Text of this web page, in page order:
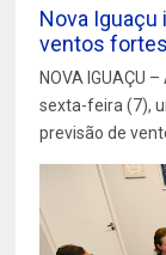
Nova Iguaçu
ventos fortes
NOVA IGUAÇU
sexta-feira (7),
previsão de